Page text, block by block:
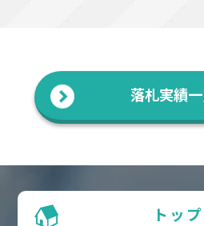
落札実績
トッ